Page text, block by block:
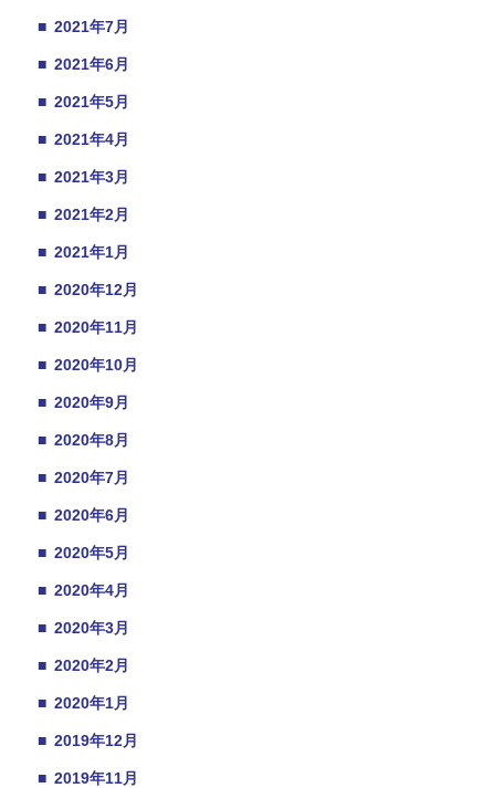
■ 2021年7月
■ 2021年6月
■ 2021年5月
■ 2021年4月
■ 2021年3月
■ 2021年2月
■ 2021年1月
■ 2020年12月
■ 2020年11月
■ 2020年10月
■ 2020年9月
■ 2020年8月
■ 2020年7月
■ 2020年6月
■ 2020年5月
■ 2020年4月
■ 2020年3月
■ 2020年2月
■ 2020年1月
■ 2019年12月
■ 2019年11月